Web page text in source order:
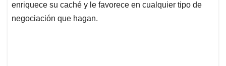
enriquece su caché y le favorece en cualquier tipo de
negociación que hagan.